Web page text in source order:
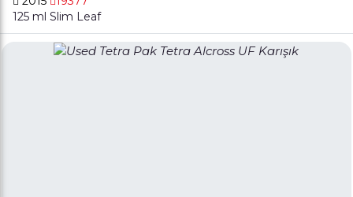
125 ml Slim Leaf